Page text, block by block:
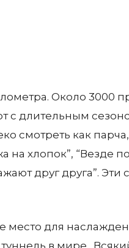
Около 3000
с длительным
смотреть как
хлопок”, “Везде
друг друга”. Эти
для
в мире. Всякий